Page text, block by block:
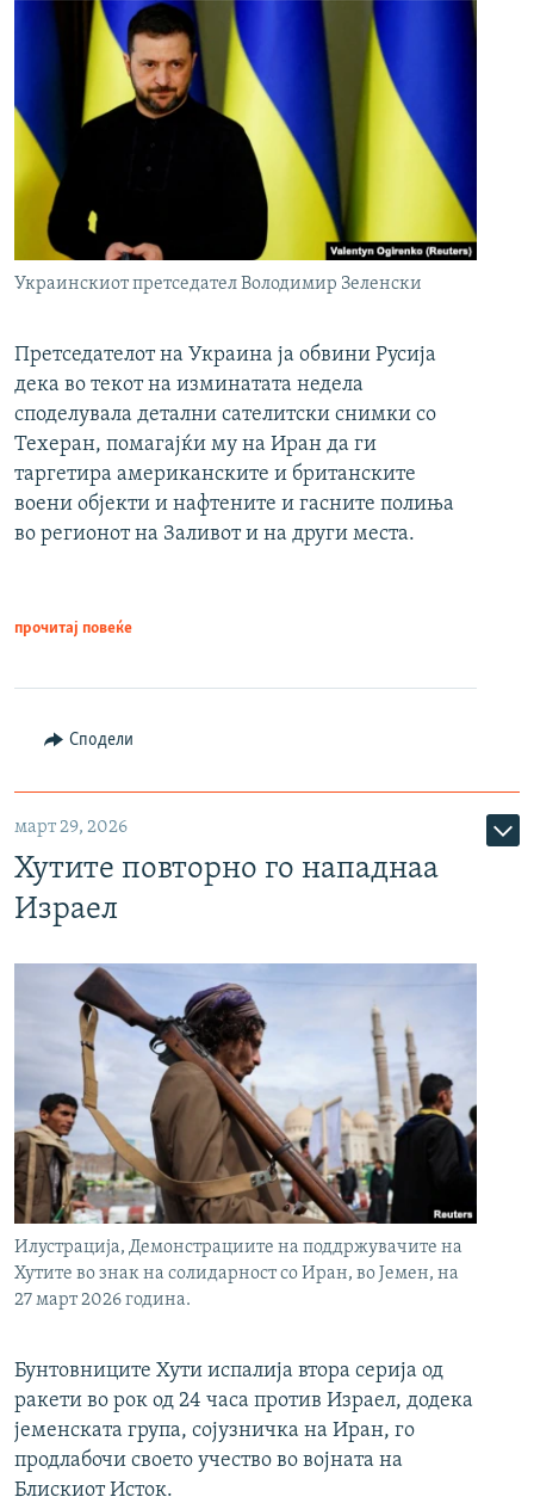
Украинскиот претседател Володимир Зеленски
Претседателот на Украина ја обвини Русија
дека во текот на изминатата недела
споделувала детални сателитски снимки со
Техеран, помагајќи му на Иран да ги
таргетира американските и британските
воени објекти и нафтените и гасните полиња
во регионот на Заливот и на други места.
прочитај повеќе
Сподели
март 29, 2026
Хутите повторно го нападнаа
Израел
Илустрација, Демонстрациите на поддржувачите на
Хутите во знак на солидарност со Иран, во Јемен, на
27 март 2026 година.
Бунтовниците Хути испалија втора серија од
ракети во рок од 24 часа против Израел, додека
јеменската група, сојузничка на Иран, го
продлабочи своето учество во војната на
Блискиот Исток.